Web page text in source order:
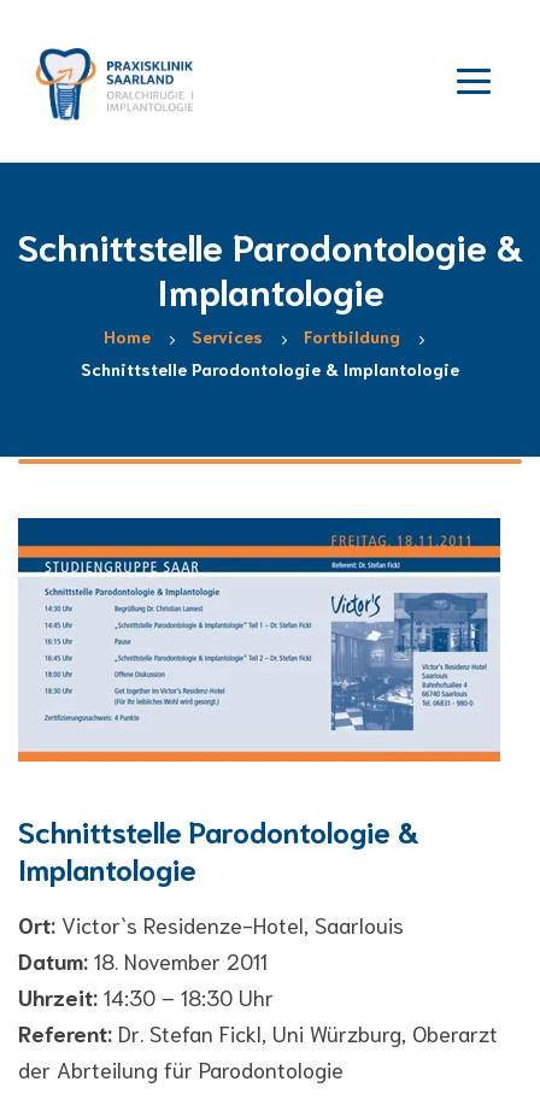
Schnittstelle Parodontologie &
Implantologie
Home Services
Fortbildung
Schnittstelle Parodontologie & Implantologie
Schnittstelle Parodontologie &
Implantologie
Ort: Victor`s Residenze-Hotel, Saarlouis
Datum: 18. November 2011
Uhrzeit: 14:30 – 18:30 Uhr
Referent: Dr. Stefan Fickl, Uni Würzburg, Oberarzt
der Abrteilung für Parodontologie